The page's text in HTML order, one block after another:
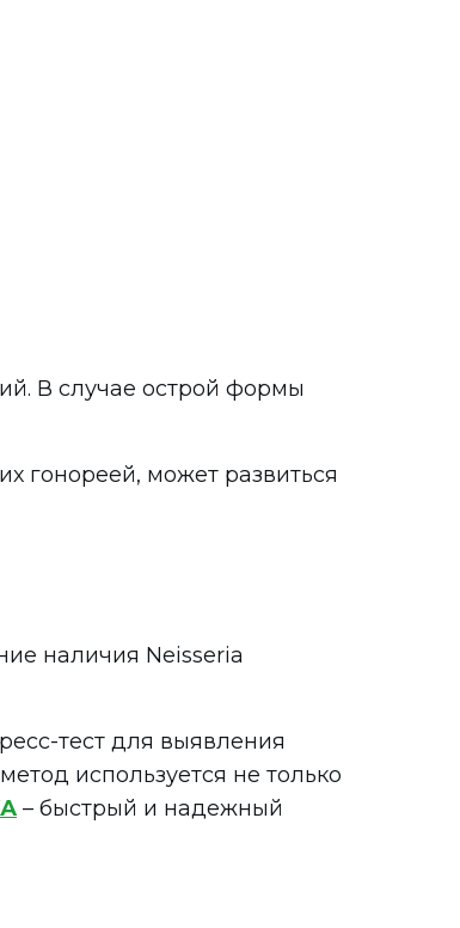
В случае острой формы
гонореей, может развиться
наличия Neisseria
тест для выявления
используется не только
– быстрый и надежный